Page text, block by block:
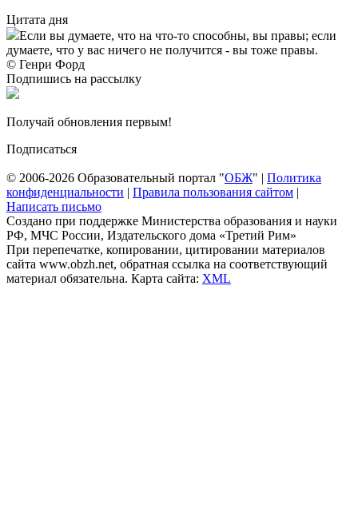
Цитата дня
Если вы думаете, что на что-то способны, вы правы; если
думаете, что у вас ничего не получится - вы тоже правы.
© Генри Форд
Подпишись на рассылку
Получай обновления первым!
Подписаться
© 2006-2026 Образовательный портал "ОБЖ" | Политика
конфиденциальности | Правила пользования сайтом |
Написать письмо
Создано при поддержке Министерства образования и науки
РФ, МЧС России, Издательского дома «Третий Рим»
При перепечатке, копировании, цитировании материалов
сайта www.obzh.net, обратная ссылка на соответствующий
материал обязательна. Карта сайта: XML